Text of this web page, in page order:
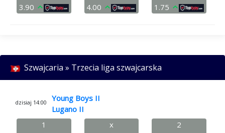
3.90
4.00
1.75
Szwajcaria » Trzecia liga szwajcarska
dzisiaj 14:00
Young Boys II
Lugano II
1
x
2